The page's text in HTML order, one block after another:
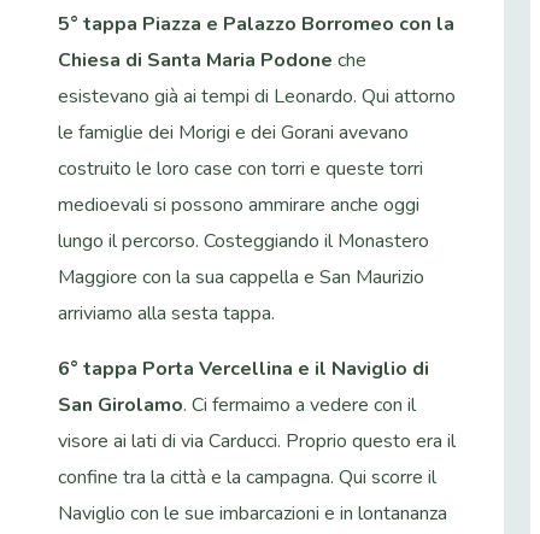
5° tappa Piazza e Palazzo Borromeo con la
Chiesa di Santa Maria Podone che
esistevano già ai tempi di Leonardo. Qui attorno
le famiglie dei Morigi e dei Gorani avevano
costruito le loro case con torri e queste torri
medioevali si possono ammirare anche oggi
lungo il percorso. Costeggiando il Monastero
Maggiore con la sua cappella e San Maurizio
arriviamo alla sesta tappa.
6° tappa Porta Vercellina e il Naviglio di
San Girolamo. Ci fermaimo a vedere con il
visore ai lati di via Carducci. Proprio questo era il
confine tra la città e la campagna. Qui scorre il
Naviglio con le sue imbarcazioni e in lontananza